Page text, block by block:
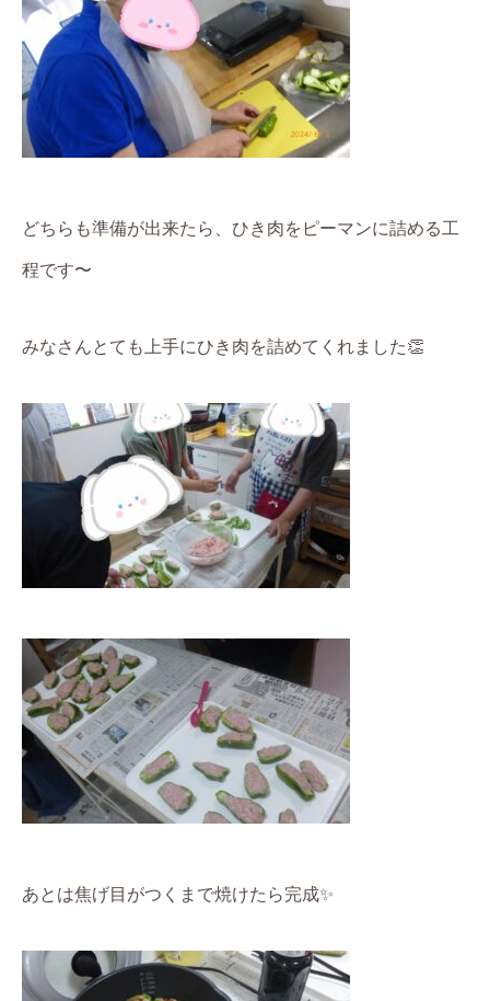
どちらも準備が出来たら、ひき肉をピーマンに詰める工
程です〜
みなさんとても上手にひき肉を詰めてくれました👏
あとは焦げ目がつくまで焼けたら完成✨